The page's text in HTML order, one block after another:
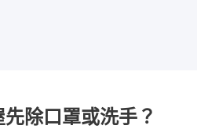
先除口罩或洗手？